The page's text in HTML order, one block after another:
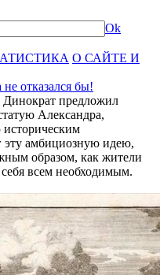
Ok
О САЙТЕ И
отказался бы!
Динократ предложил
Александра,
историческим
эту амбициозную идею,
образом, как жители
всем необходимым.